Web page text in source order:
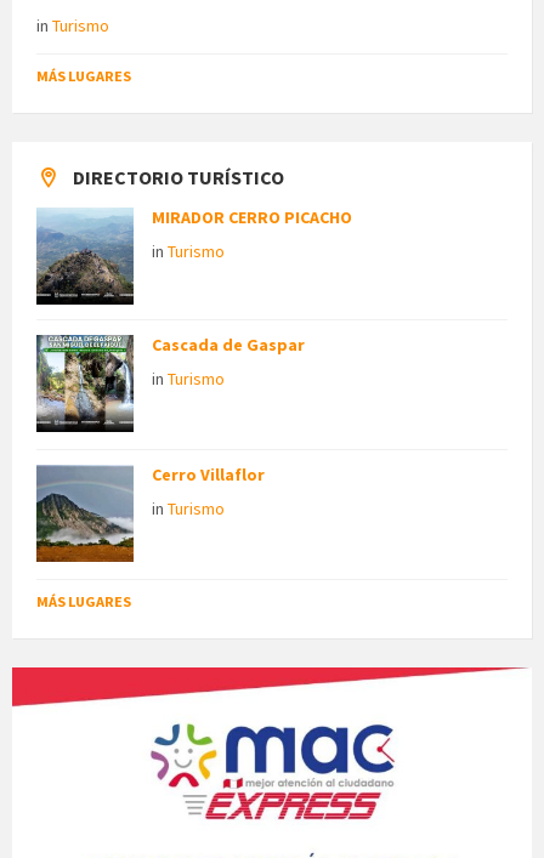
in Turismo
MÁS LUGARES
DIRECTORIO TURÍSTICO
MIRADOR CERRO PICACHO
in Turismo
Cascada de Gaspar
in Turismo
Cerro Villaflor
in Turismo
MÁS LUGARES